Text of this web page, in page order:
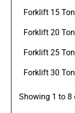
Forklift 15 Ton
Forklift 20 Ton
Forklift 25 Ton
Forklift 30 Ton
Showing 1 to 8